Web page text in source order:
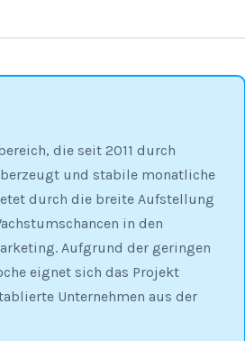
die seit 2011 durch
und stabile monatliche
durch die breite Aufstellung
in den
Aufgrund der geringen
eignet sich das Projekt
Unternehmen aus der